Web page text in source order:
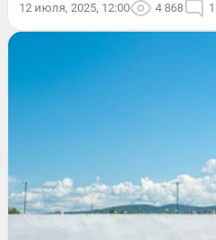
12 июля, 2025, 12:00 4 868